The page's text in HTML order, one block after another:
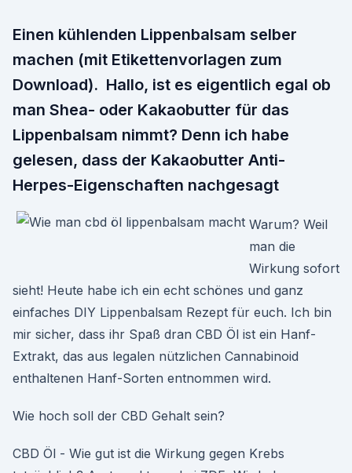
Einen kühlenden Lippenbalsam selber
machen (mit Etikettenvorlagen zum
Download). Hallo, ist es eigentlich egal ob
man Shea- oder Kakaobutter für das
Lippenbalsam nimmt? Denn ich habe
gelesen, dass der Kakaobutter Anti-
Herpes-Eigenschaften nachgesagt
Warum? Weil
man die
Wirkung sofort
sieht! Heute habe ich ein echt schönes und ganz
einfaches DIY Lippenbalsam Rezept für euch. Ich bin
mir sicher, dass ihr Spaß dran CBD Öl ist ein Hanf-
Extrakt, das aus legalen nützlichen Cannabinoid
enthaltenen Hanf-Sorten entnommen wird.
Wie hoch soll der CBD Gehalt sein?
CBD Öl - Wie gut ist die Wirkung gegen Krebs